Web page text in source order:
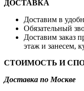
ДОСТАВКА
Доставим в
Обязательный
Доставим заказ
этаж и занесем,
СТОИМОСТЬ И
Доставка по Москве